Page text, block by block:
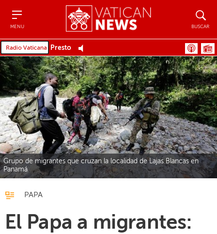
MENU BUSCAR
Presto
Grupo de migrantes que cruzan la localidad de Lajas Blancas en
Panamá
PAPA
El Papa a migrantes: